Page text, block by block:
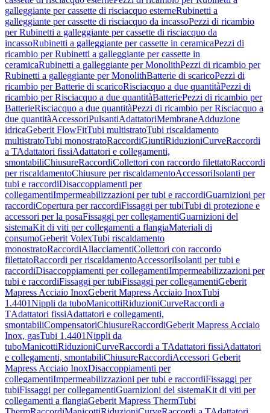
galleggiante per cassette di risciacquo esterneRubinetti a
galleggiante per cassette di risciacquo da incassoPezzi di ricambio
per Rubinetti a galleggiante per cassette di risciacquo da
incassoRubinetti a galleggiante per cassette in ceramicaPezzi di
ricambio per Rubinetti a galleggiante per cassette in
ceramicaRubinetti a galleggiante per MonolithPezzi di ricambio per
Rubinetti a galleggiante per MonolithBatterie di scaricoPezzi di
ricambio per Batterie di scaricoRisciacquo a due quantitàPezzi di
ricambio per Risciacquo a due quantitàBatteriePezzi di ricambio per
BatterieRisciacquo a due quantitàPezzi di ricambio per Risciacquo a
due quantitàAccessoriPulsantiAdattatoriMembraneAdduzione
idricaGeberit FlowFitTubi multistratoTubi riscaldamento
multistratoTubi monostratoRaccordiGiuntiRiduzioniCurveRaccordi
a TAdattatori fissiAdattatori e collegamenti,
smontabiliChiusureRaccordiCollettori con raccordo filettatoRaccordi
per riscaldamentoChiusure per riscaldamentoAccessoriIsolanti per
tubi e raccordiDisaccoppiamenti per
collegamentiImpermeabilizzazioni per tubi e raccordiGuarnizioni per
raccordiCopertura per raccordiFissaggi per tubiTubi di protezione e
accessori per la posaFissaggi per collegamentiGuarnizioni del
sistemaKit di viti per collegamenti a flangiaMateriali di
consumoGeberit VolexTubi riscaldamento
monostratoRaccordiAllacciamentiCollettori con raccordo
filettatoRaccordi per riscaldamentoAccessoriIsolanti per tubi e
raccordiDisaccoppiamenti per collegamentiImpermeabilizzazioni per
tubi e raccordiFissaggi per tubiFissaggi per collegamentiGeberit
Mapress Acciaio InoxGeberit Mapress Acciaio InoxTubi
1.4401Nippli da tuboManicottiRiduzioniCurveRaccordi a
TAdattatori fissiAdattatori e collegamenti,
smontabiliCompensatoriChiusureRaccordiGeberit Mapress Acciaio
Inox, gasTubi 1.4401Nippli da
tuboManicottiRiduzioniCurveRaccordi a TAdattatori fissiAdattatori
e collegamenti, smontabiliChiusureRaccordiAccessori Geberit
Mapress Acciaio InoxDisaccoppiamenti per
collegamentiImpermeabilizzazioni per tubi e raccordiFissaggi per
tubiFissaggi per collegamentiGuarnizioni del sistemaKit di viti per
collegamenti a flangiaGeberit Mapress ThermTubi